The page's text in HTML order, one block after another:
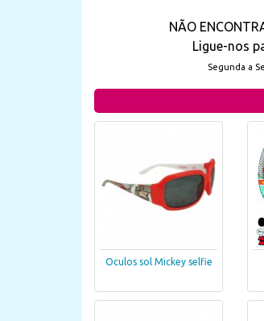
NÃO
Ligue-nos
Segunda a
Oculos sol Mickey selfie